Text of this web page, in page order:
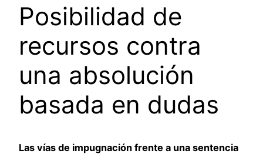
Posibilidad de
recursos contra
una absolución
basada en dudas
Las vías de impugnación frente a una sentencia